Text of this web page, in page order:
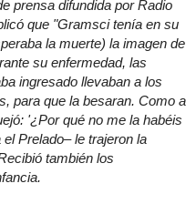
prensa difundida por Radio
que "Gramsci tenía en su
la muerte) la imagen de
su enfermedad, las
ingresado llevaban a los
para que la besaran. Como a
'¿Por qué no me la habéis
Prelado– le trajeron la
también los